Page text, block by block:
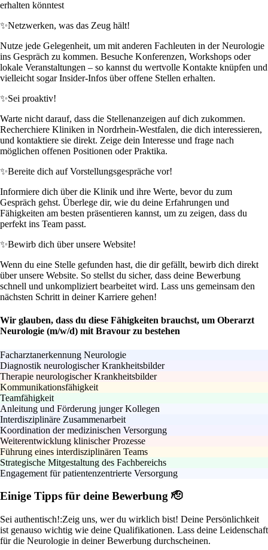
erhalten könntest
✨Netzwerken, was das Zeug hält!
Nutze jede Gelegenheit, um mit anderen Fachleuten in der Neurologie
ins Gespräch zu kommen. Besuche Konferenzen, Workshops oder
lokale Veranstaltungen – so kannst du wertvolle Kontakte knüpfen und
vielleicht sogar Insider-Infos über offene Stellen erhalten.
✨Sei proaktiv!
Warte nicht darauf, dass die Stellenanzeigen auf dich zukommen.
Recherchiere Kliniken in Nordrhein-Westfalen, die dich interessieren,
und kontaktiere sie direkt. Zeige dein Interesse und frage nach
möglichen offenen Positionen oder Praktika.
✨Bereite dich auf Vorstellungsgespräche vor!
Informiere dich über die Klinik und ihre Werte, bevor du zum
Gespräch gehst. Überlege dir, wie du deine Erfahrungen und
Fähigkeiten am besten präsentieren kannst, um zu zeigen, dass du
perfekt ins Team passt.
✨Bewirb dich über unsere Website!
Wenn du eine Stelle gefunden hast, die dir gefällt, bewirb dich direkt
über unsere Website. So stellst du sicher, dass deine Bewerbung
schnell und unkompliziert bearbeitet wird. Lass uns gemeinsam den
nächsten Schritt in deiner Karriere gehen!
Wir glauben, dass du diese Fähigkeiten brauchst, um Oberarzt
Neurologie (m/w/d) mit Bravour zu bestehen
Facharztanerkennung Neurologie
Diagnostik neurologischer Krankheitsbilder
Therapie neurologischer Krankheitsbilder
Kommunikationsfähigkeit
Teamfähigkeit
Anleitung und Förderung junger Kollegen
Interdisziplinäre Zusammenarbeit
Koordination der medizinischen Versorgung
Weiterentwicklung klinischer Prozesse
Führung eines interdisziplinären Teams
Strategische Mitgestaltung des Fachbereichs
Engagement für patientenzentrierte Versorgung
Einige Tipps für deine Bewerbung 🫡
Sei authentisch!:Zeig uns, wer du wirklich bist! Deine Persönlichkeit
ist genauso wichtig wie deine Qualifikationen. Lass deine Leidenschaft
für die Neurologie in deiner Bewerbung durchscheinen.